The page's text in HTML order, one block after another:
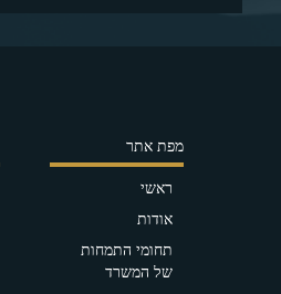
מפת אתר
ראשי
אודות
תחומי התמחות
של המשרד